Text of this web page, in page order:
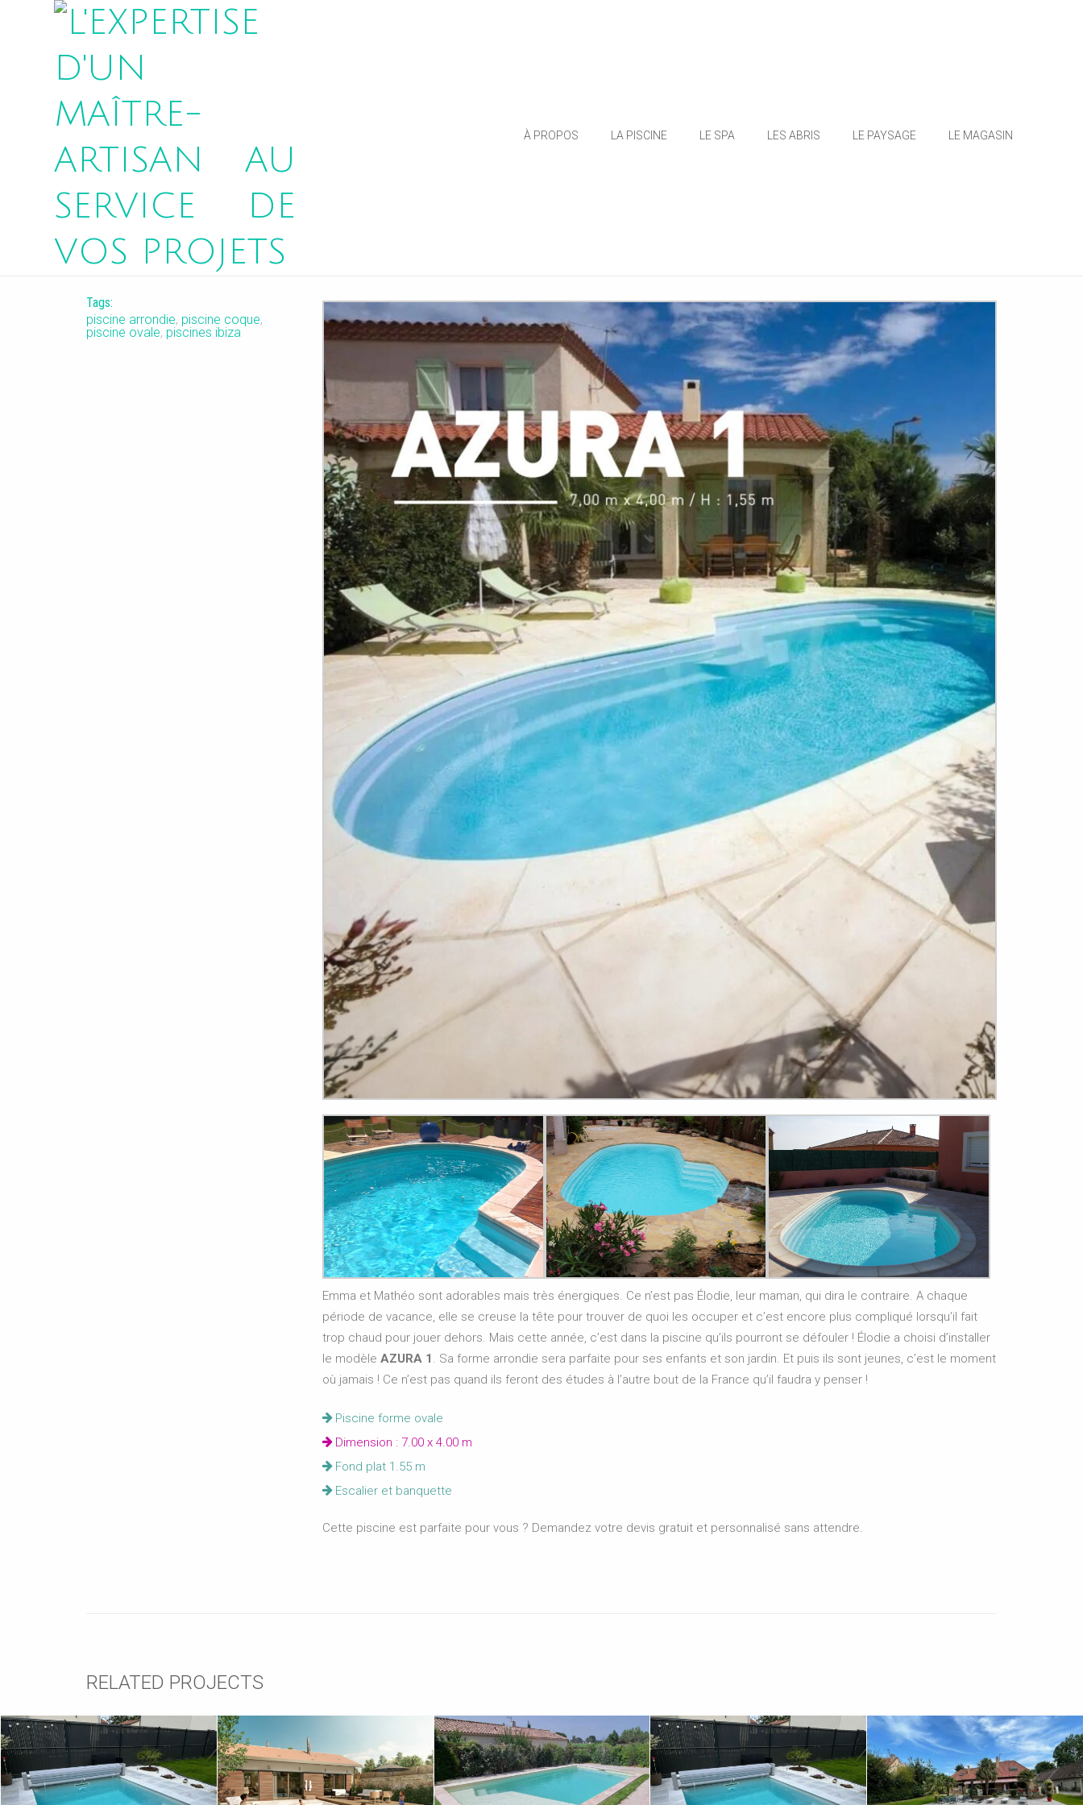
À PROPOS LA PISCINE LE SPA LES ABRIS LE PAYSAGE LE MAGASIN
AZURA 1
Tags:
piscine arrondie, piscine coque,
piscine ovale, piscines ibiza
Emma et Mathéo sont adorables mais très énergiques. Ce n’est pas Élodie, leur maman, qui dira le contraire. A chaque
période de vacance, elle se creuse la tête pour trouver de quoi les occuper et c’est encore plus compliqué lorsqu’il fait
trop chaud pour jouer dehors. Mais cette année, c’est dans la piscine qu’ils pourront se défouler ! Élodie a choisi d’installer
le modèle AZURA 1 . Sa forme arrondie sera parfaite pour ses enfants et son jardin. Et puis ils sont jeunes, c’est le moment
où jamais ! Ce n’est pas quand ils feront des études à l’autre bout de la France qu’il faudra y penser !
Piscine forme ovale
Dimension : 7.00 x 4.00 m
Fond plat 1.55 m
Escalier et banquette
Cette piscine est parfaite pour vous ? Demandez votre devis gratuit et personnalisé sans attendre.
RELATED PROJECTS